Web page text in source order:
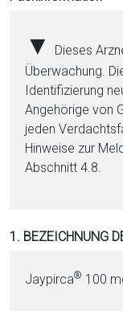
▼
Dieses
Überwachung.
Identifizierung
Angehörige von
jeden
Hinweise zur
Abschnitt 4.8.
1. BEZEICHNUNG
Jaypirca® 100